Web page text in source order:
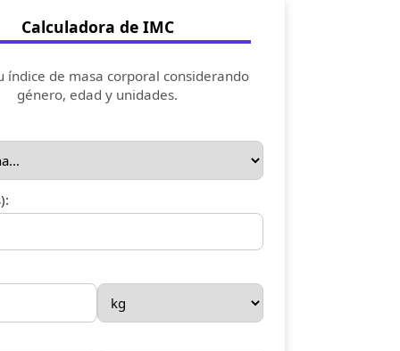
Calculadora de IMC
índice de masa corporal considerando
género, edad y unidades.